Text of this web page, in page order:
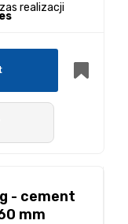
realizacji
- cement
mm